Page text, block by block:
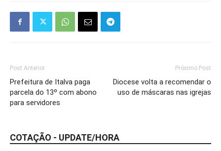
Post Anterior
Prefeitura de Italva paga
parcela do 13º com abono
para servidores
Próximo Post
Diocese volta a recomendar o
uso de máscaras nas igrejas
COTAÇÃO - UPDATE/HORA